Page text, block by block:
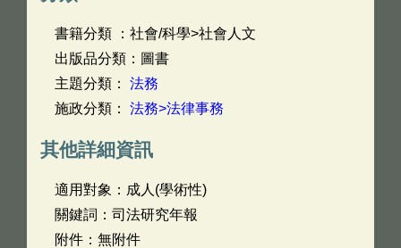
書籍分類 ：社會/科學>社會人文
出版品分類：圖書
主題分類： 法務
施政分類： 法務>法律事務
其他詳細資訊
適用對象：成人(學術性)
關鍵詞：司法研究年報
附件：無附件